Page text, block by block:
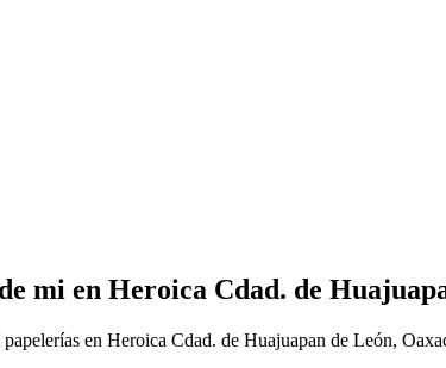
mi en Heroica Cdad. de
en Heroica Cdad. de Huajuapan de León,